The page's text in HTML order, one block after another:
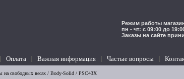
Режим работы
пн - чт: с 09:00 до
Заказы на сайте
Оплата Важная информация Частые вопросы
на свободных весах / Body-Solid / PSC43X